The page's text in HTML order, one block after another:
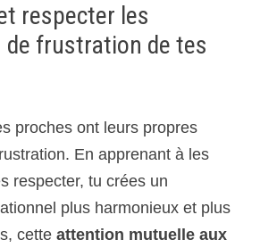
respecter les
de frustration de tes
proches ont leurs propres
En apprenant à les
respecter, tu crées un
plus harmonieux et plus
cette attention mutuelle aux